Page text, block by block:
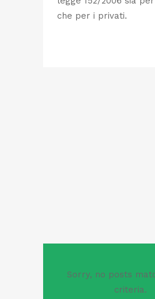
che per i privati.
Sorry, no posts
criteria.